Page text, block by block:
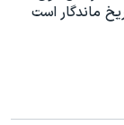
ماندگار است